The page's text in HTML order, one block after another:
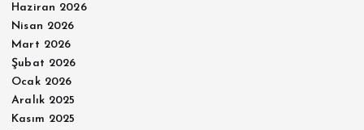
Haziran 2026
Nisan 2026
Mart 2026
Şubat 2026
Ocak 2026
Aralık 2025
Kasım 2025